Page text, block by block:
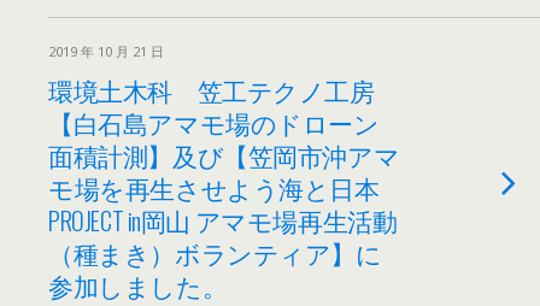
2019 年 10 月 21 日
環境土木科 笠工テクノ工房
【白石島アマモ場のドローン
面積計測】及び【笠岡市沖アマ
モ場を再生させよう海と日本
PROJECT in岡山 アマモ場再生活動
（種まき）ボランティア】に
参加しました。